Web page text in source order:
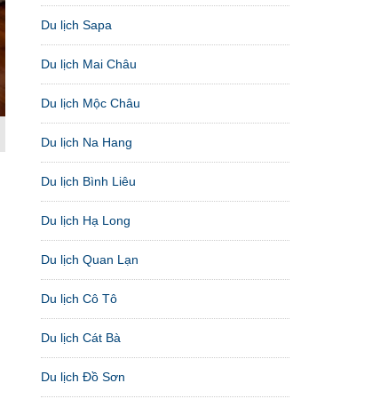
Du lịch Sapa
Du lịch Mai Châu
Du lịch Mộc Châu
Du lịch Na Hang
Du lịch Bình Liêu
Du lịch Hạ Long
Du lịch Quan Lạn
Du lịch Cô Tô
Du lịch Cát Bà
Du lịch Đồ Sơn